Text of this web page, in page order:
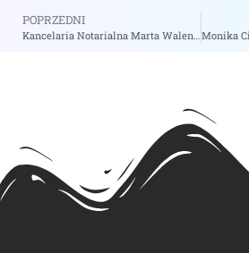
POPRZEDNI